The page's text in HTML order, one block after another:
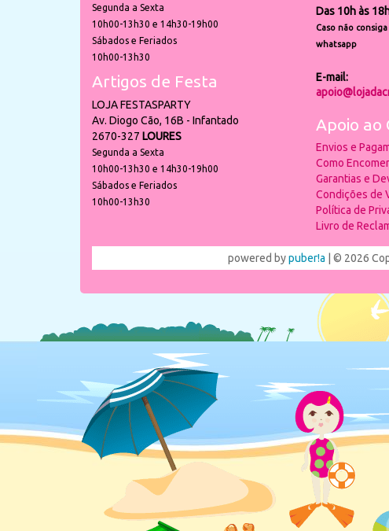
Segunda a Sexta
10h00-13h30 e 14h30-19h00
Sábados e Feriados
10h00-13h30
Artigos de Festa
LOJA FESTASPARTY
Av. Diogo Cão, 16B - Infantado
2670-327 LOURES
Segunda a Sexta
10h00-13h30 e 14h30-19h00
Sábados e Feriados
10h00-13h30
Das 10h às
Caso não
whatsapp
E-mail:
Apoio ao
Envios e
Como
Garantias e
Condições de
Política de
Livro de
powered bypuber!a | © 2026